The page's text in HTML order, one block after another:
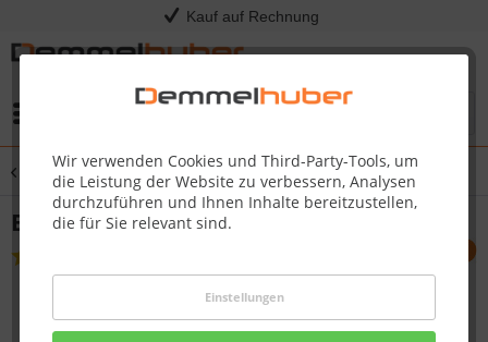
Kauf auf Rechnung
Wir verwenden Cookies und Third-Party-Tools, um
die Leistung der Website zu verbessern, Analysen
durchzuführen und Ihnen Inhalte bereitzustellen,
die für Sie relevant sind.
Einstellungen
Übersicht Alu-Unterkonstruktion
Eckverbinder für CLIP Schiene